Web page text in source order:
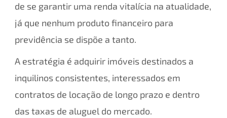
de se garantir uma renda vitalícia na atualidade,
já que nenhum produto financeiro para
previdência se dispõe a tanto.
A estratégia é adquirir imóveis destinados a
inquilinos consistentes, interessados em
contratos de locação de longo prazo e dentro
das taxas de aluguel do mercado.